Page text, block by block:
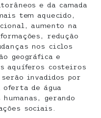
e da camada
tem aquecido,
aumento na
redução
nos ciclos
geográfica e
aquíferos costeiros
invadidos por
oferta de água
gerando
sociais.